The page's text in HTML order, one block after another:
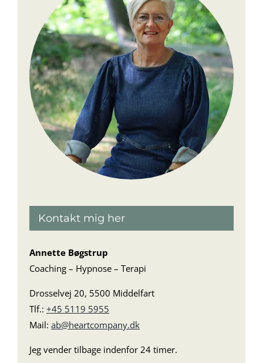
Kontakt mig her
Annette Bøgstrup
Coaching – Hypnose – Terapi
Drosselvej 20, 5500 Middelfart
Tlf.: +45 5119 5955
Mail: ab@heartcompany.dk
Jeg vender tilbage indenfor 24 timer.